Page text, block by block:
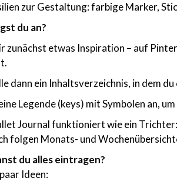
zur Gestaltung: farbige Marker,
du an?
zunächst etwas Inspiration – auf
dann ein Inhaltsverzeichnis, in dem
Legende (keys) mit Symbolen an,
Journal funktioniert wie ein
folgen Monats- und
du alles eintragen?
Ideen: